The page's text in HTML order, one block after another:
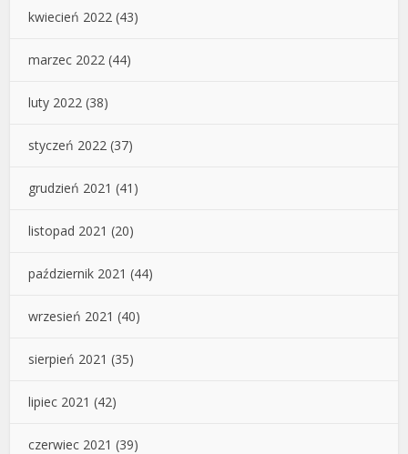
kwiecień 2022 (43)
marzec 2022 (44)
luty 2022 (38)
styczeń 2022 (37)
grudzień 2021 (41)
listopad 2021 (20)
październik 2021 (44)
wrzesień 2021 (40)
sierpień 2021 (35)
lipiec 2021 (42)
czerwiec 2021 (39)